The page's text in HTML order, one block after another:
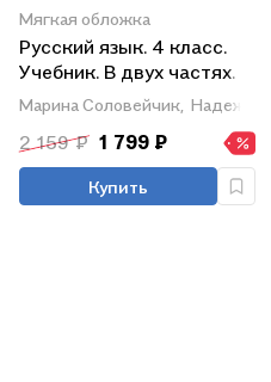
Мягкая обложка
Русский язык. 4 класс.
Учебник. В двух частях.
Часть 1
Марина Соловейчик, Надежда
2 159 ₽ 1 799 ₽
Купить